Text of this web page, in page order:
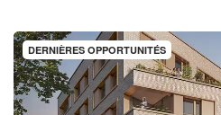
DERNIÈRES OPPORTUNITÉS